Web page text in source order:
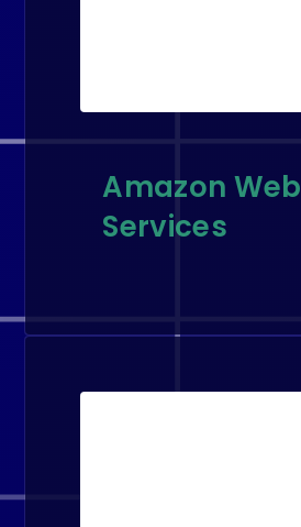
Amazon Web
Services